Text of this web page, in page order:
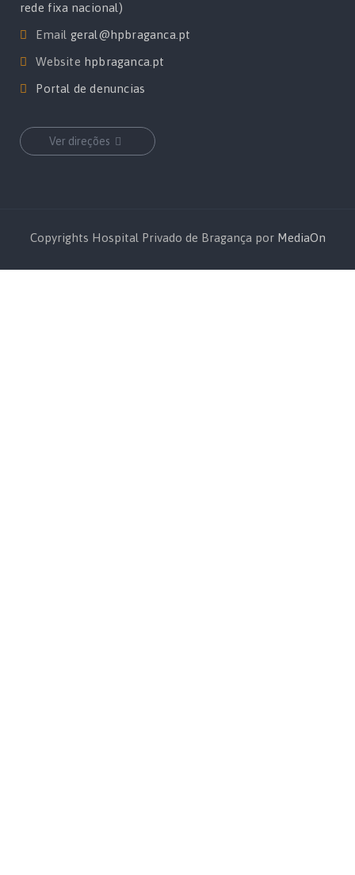
rede fixa nacional)
Email geral@hpbraganca.pt
Website hpbraganca.pt
Portal de denuncias
Ver direções
Copyrights Hospital Privado de Bragança por MediaOn